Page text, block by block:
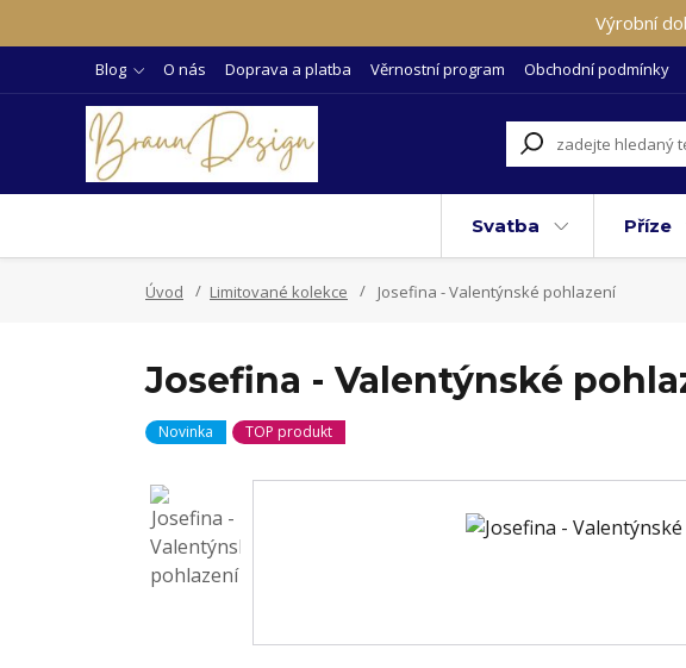
Výrobní
Blog O nás Doprava a platba Věrnostní program Obchodní podmínky
Svatba Příze
Úvod Limitované kolekce Josefina - Valentýnské pohlazení
Josefina - Valentýnské
Novinka TOP produkt